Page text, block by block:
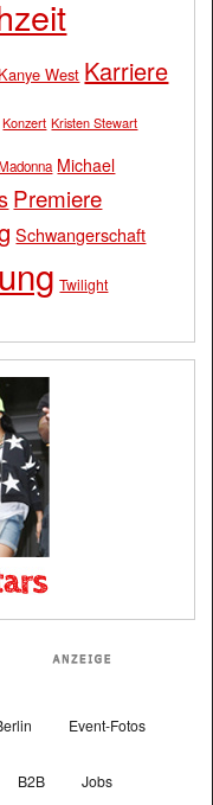
Kanye West Karriere
Konzert Kristen Stewart
Michael
Premiere
Schwangerschaft
Twilight
Event-Fotos
B2B Jobs